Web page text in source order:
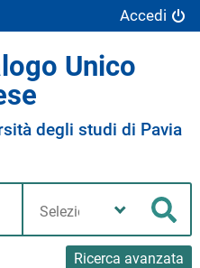
Accedi
Unico
degli studi di Pavia
Ricerca avanzata
biblioteca